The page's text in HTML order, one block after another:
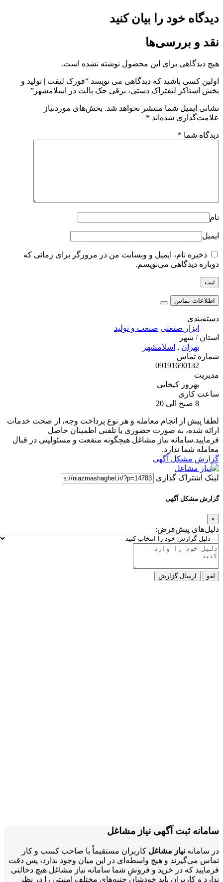
دیدگاه خود را بیان کنید
نقد و بررسی‌ها
هیچ دیدگاهی برای این محصول نوشته نشده است.
اولین کسی باشید که دیدگاهی می نویسد “فورک لیفت | تولید و
پخش استاکر لیفتراک دستی، برقی جک پالت در اسلامشهر”
نشانی ایمیل شما منتشر نخواهد شد. بخش‌های موردنیاز
علامت‌گذاری شده‌اند *
دیدگاه شما *
نام
ایمیل
ذخیره نام، ایمیل و وبسایت من در مرورگر برای زمانی که
دوباره دیدگاهی می‌نویسم.
اطلاعات تماس
دسته‌بندی
ابزار صنعتی
صنعت و تولید
استان / شهر
تهران, اسلامشهر
شماره تماس
09191690132
مدیریت
بهروز کیخایی
ساعت کاری
8 صبح الی 20
لطفا پیش از انجام معامله و هر نوع پرداخت وجه، از صحت خدمات
ارائه شده، به صورت حضوری یا تلفنی اطمینان حاصل
فرمایید.سامانه نیاز مشاغل هیچگونه منفعت و مسئولیتی در قبال
معامله شما ندارد.
گزارش مشکل آگهی
لینک اشتراک گذاری
گزارش مشکل آگهی
×
دلیل‌های پیش‌فرض:
لغو ارسال گزارش
سامانه ثبت آگهی نیاز مشاغل
در سامانه نیاز مشاغلکاربران مستقیماً با صاحب کسب و کار
تماس می‌گیرند و هیچ واسطه‌ای در این میان وجود ندارد، پس دقت
فرمایید که در خرید و فروشِ شما سامانه نیاز مشاغل هیچ دخالتی
ندارد و کاربران باید خودشان جنبه‌های مختلف امنیتی را در نظر